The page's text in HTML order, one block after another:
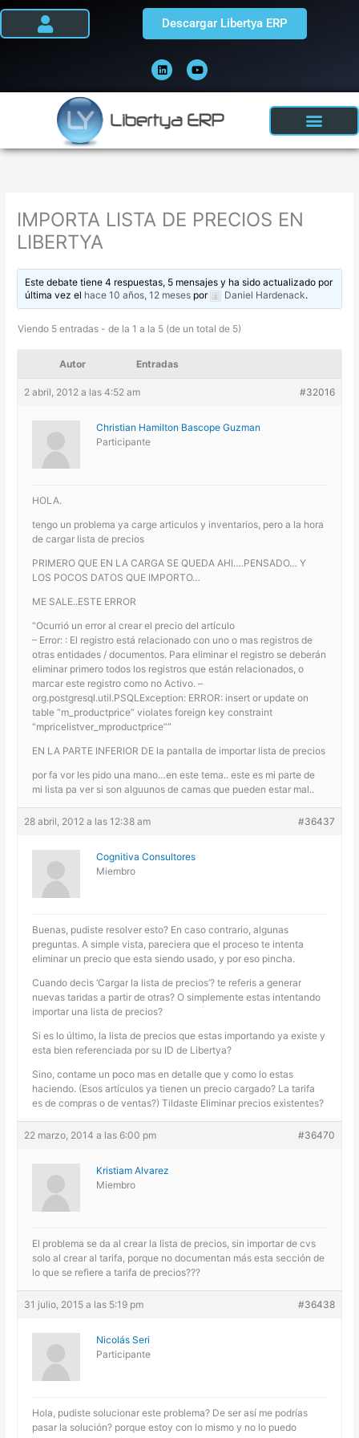
Ir
i
n
k
e
i
n
o
u
t
u
e
Descargar Libertya ERP
IMPORTA LISTA DE PRECIOS EN
LIBERTYA
Este debate tiene 4 respuestas, 5 mensajes y ha sido actualizado por
última vez el hace 10 años, 12 meses por Daniel Hardenack.
Viendo 5 entradas - de la 1 a la 5 (de un total de 5)
Autor Entradas
2 abril, 2012 a las 4:52 am #32016
Christian Hamilton Bascope Guzman
Participante
HOLA.
tengo un problema ya carge articulos y inventarios, pero a la hora
de cargar lista de precios
PRIMERO QUE EN LA CARGA SE QUEDA AHI….PENSADO… Y
LOS POCOS DATOS QUE IMPORTO…
ME SALE..ESTE ERROR
“Ocurrió un error al crear el precio del artículo
– Error: : El registro está relacionado con uno o mas registros de
otras entidades / documentos. Para eliminar el registro se deberán
eliminar primero todos los registros que están relacionados, o
marcar este registro como no Activo. –
org.postgresql.util.PSQLException: ERROR: insert or update on
table “m_productprice” violates foreign key constraint
“mpricelistver_mproductprice””
EN LA PARTE INFERIOR DE la pantalla de importar lista de precios
por fa vor les pido una mano…en este tema.. este es mi parte de
mi lista pa ver si son alguunos de camas que pueden estar mal..
28 abril, 2012 a las 12:38 am #36437
Cognitiva Consultores
Miembro
Buenas, pudiste resolver esto? En caso contrario, algunas
preguntas. A simple vista, pareciera que el proceso te intenta
eliminar un precio que esta siendo usado, y por eso pincha.
Cuando decis ‘Cargar la lista de precios’? te referis a generar
nuevas taridas a partir de otras? O simplemente estas intentando
importar una lista de precios?
Si es lo último, la lista de precios que estas importando ya existe y
esta bien referenciada por su ID de Libertya?
Sino, contame un poco mas en detalle que y como lo estas
haciendo. (Esos artículos ya tienen un precio cargado? La tarifa
es de compras o de ventas?) Tildaste Eliminar precios existentes?
22 marzo, 2014 a las 6:00 pm #36470
Kristiam Alvarez
Miembro
El problema se da al crear la lista de precios, sin importar de cvs
solo al crear al tarifa, porque no documentan más esta sección de
lo que se refiere a tarifa de precios???
31 julio, 2015 a las 5:19 pm #36438
Nicolás Seri
Participante
Hola, pudiste solucionar este problema? De ser así me podrías
pasar la solución? porque estoy con lo mismo y no lo puedo